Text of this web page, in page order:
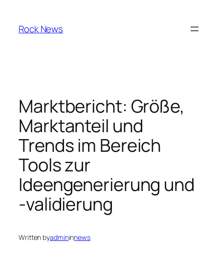
content
Rock News
Marktbericht: Größe,
Marktanteil und
Trends im Bereich
Tools zur
Ideengenerierung und
-validierung
Written byadmininnews